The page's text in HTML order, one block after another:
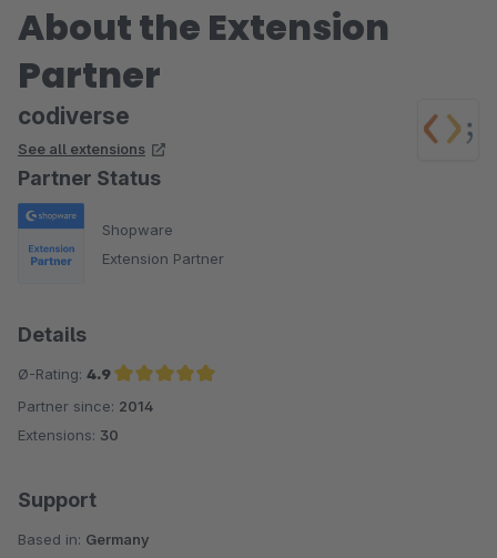
About the Extension
Partner
codiverse
See all extensions
Partner Status
Shopware
Extension Partner
Details
Ø-Rating: 4.9
Average rating of 4.9 out of 5 stars
Partner since: 2014
Extensions: 30
Support
Based in: Germany